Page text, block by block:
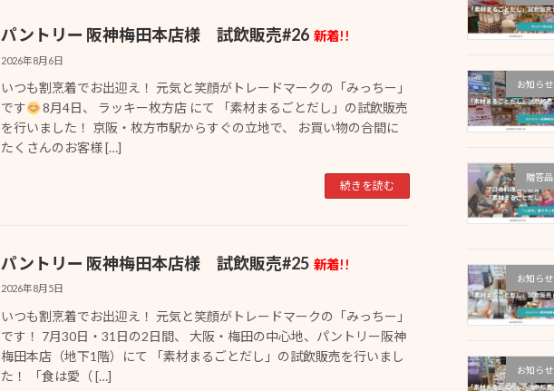
パントリー 阪神梅田本店様 試飲販売#26 新着!!
2026年8月6日
いつも割烹着でお出迎え！ 元気と笑顔がトレードマークの「みっちー」
です
8月4日、 ラッキー枚方店 にて 「素材まるごとだし」の試飲販売
を行いました！ 京阪・枚方市駅からすぐの立地で、 お買い物の合間に
たくさんのお客様 […]
続きを読む
パントリー 阪神梅田本店様 試飲販売#25 新着!!
2026年8月5日
いつも割烹着でお出迎え！ 元気と笑顔がトレードマークの「みっちー」
です！ 7月30日・31日の2日間、 大阪・梅田の中心地、パントリー阪神
梅田本店（地下1階）にて 「素材まるごとだし」の試飲販売を行いまし
た！ 「食は愛（ […]
お知らせ
贈答品
お知らせ
お知らせ